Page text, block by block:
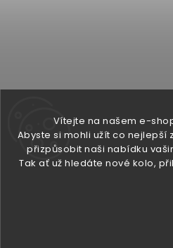
Vítejte na našem e-
Abyste si mohli užít co nejlepší
přizpůsobit naši nabídku
Tak ať už hledáte nové kolo,